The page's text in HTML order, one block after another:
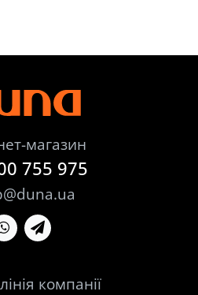
магазин
755 975
компанії